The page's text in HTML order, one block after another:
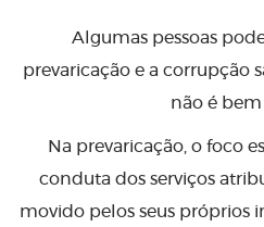
Algumas pessoas
prevaricação e a corrupção
não é bem
Na prevaricação, o foco
conduta dos serviços
movido pelos seus próprios